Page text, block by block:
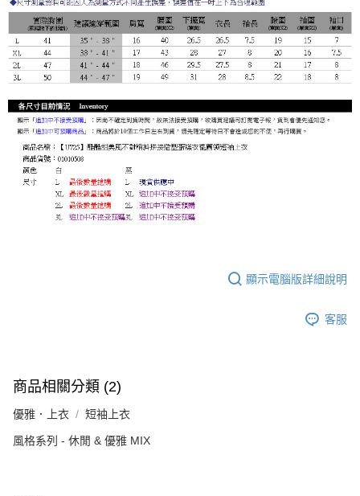
顯示電腦版詳細說明
客服
商品相關分類 (2)
優雅．上衣 短袖上衣
風格系列 - 休閒 & 優雅 MIX